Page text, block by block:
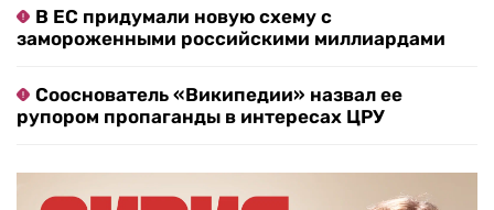
В ЕС придумали новую схему с
замороженными российскими миллиардами
Сооснователь «Википедии» назвал ее
рупором пропаганды в интересах ЦРУ